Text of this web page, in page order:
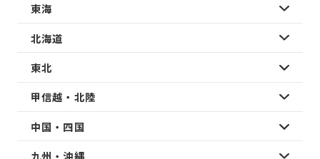
東海
北海道
東北
甲信越・北陸
中国・四国
九州・沖縄